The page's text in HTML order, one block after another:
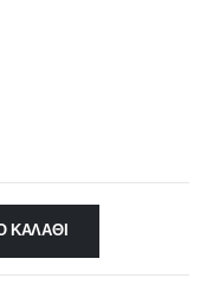
ΚΑΛΆΘΙ